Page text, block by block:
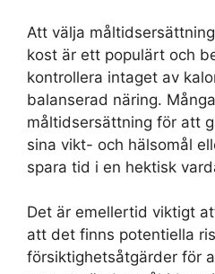
Att välja
kost är ett populärt och
kontrollera intaget av
balanserad näring.
måltidsersättning för att
sina vikt- och hälsomål
spara tid i en hektisk
Det är emellertid viktigt
att det finns potentiella
försiktighetsåtgärder för